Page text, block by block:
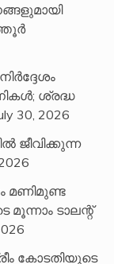
ശ്രദ്ധ
30, 2026
ജീവിക്കുന്ന
മണിമുണ്ട
ടാലന്റ്
കോടതിയുടെ